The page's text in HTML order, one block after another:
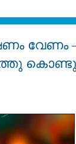
വേണം
കൊണ്ടു